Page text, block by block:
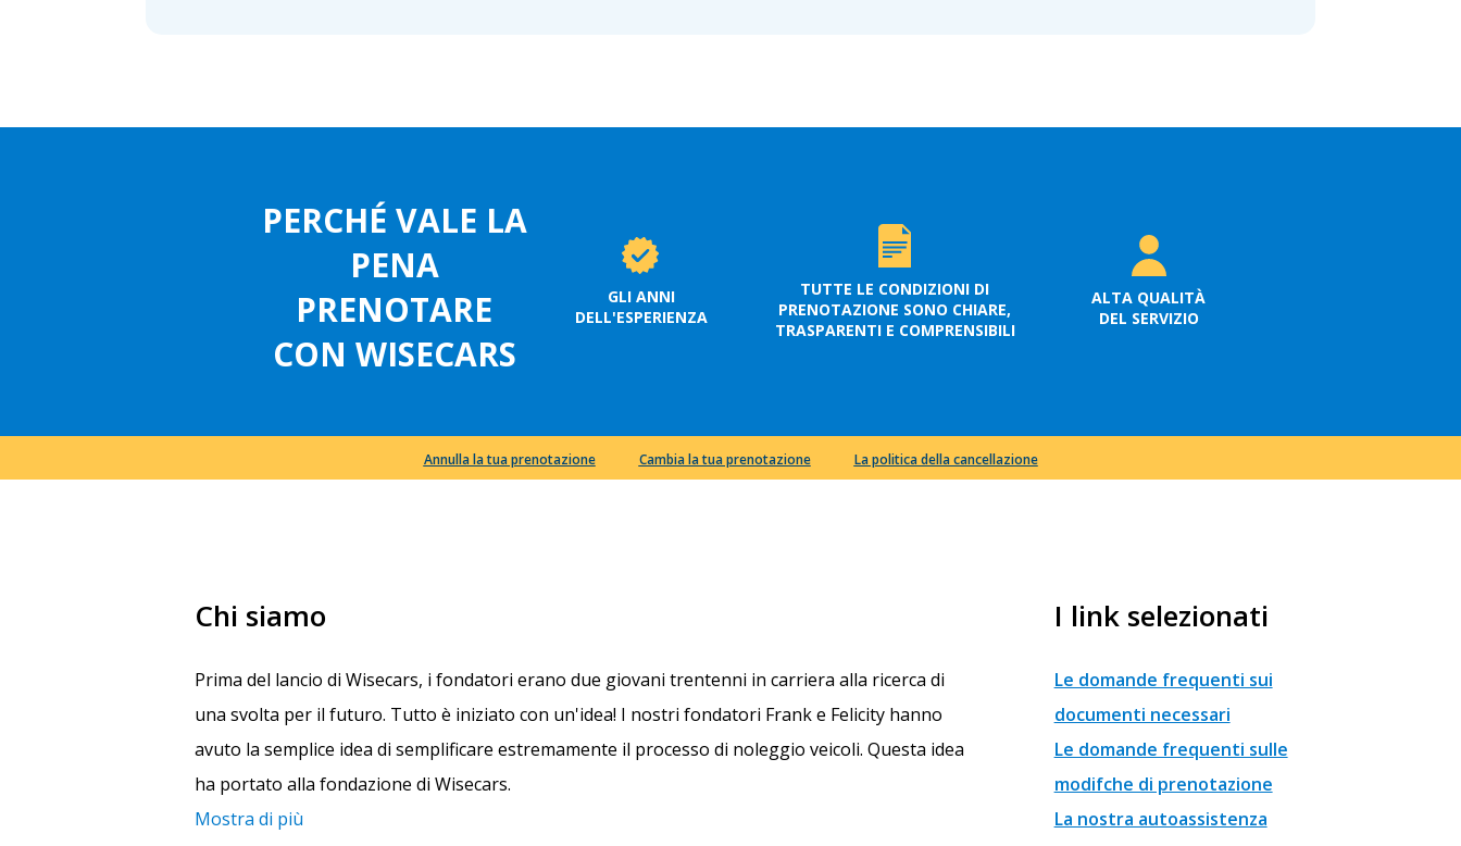
PERCHÉ VALE LA
PENA
PRENOTARE
CON WISECARS
GLI ANNI
DELL'ESPERIENZA
TUTTE LE CONDIZIONI DI
PRENOTAZIONE SONO CHIARE,
TRASPARENTI E COMPRENSIBILI
ALTA QUALITÀ
DEL SERVIZIO
Annulla la tua prenotazione Cambia la tua prenotazione La politica della cancellazione
Chi siamo
Prima del lancio di Wisecars, i fondatori erano due giovani trentenni in carriera alla ricerca di
una svolta per il futuro. Tutto è iniziato con un'idea! I nostri fondatori Frank e Felicity hanno
avuto la semplice idea di semplificare estremamente il processo di noleggio veicoli. Questa idea
ha portato alla fondazione di Wisecars.
Mostra di più
I link selezionati
Le domande frequenti sui
documenti necessari
Le domande frequenti sulle
modifche di prenotazione
La nostra autoassistenza